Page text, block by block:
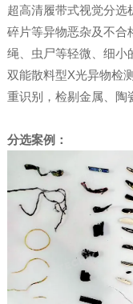
超高清履带式视觉分选
碎片等异物恶杂及不合
绳、虫尸等轻微、细小
双能散料型X光异物检
重识别，检剔金属、陶
分选案例：